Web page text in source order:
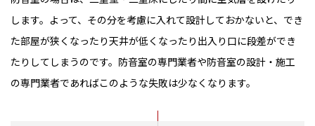
します。よって、その分を考慮に入れて設計しておかないと、でき
た部屋が狭くなったり天井が低くなったり出入り口に段差ができ
たりしてしまうのです。防音室の専門業者や防音室の設計・施工
の専門業者であればこのような失敗は少なくなります。